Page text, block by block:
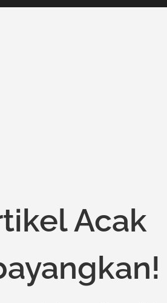
Acak